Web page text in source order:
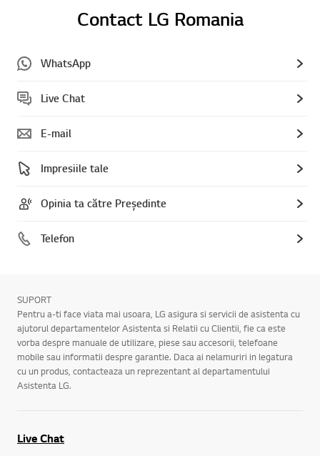
Contact LG Romania
WhatsApp
Live Chat
E-mail
Impresiile tale
Opinia ta către Președinte
Telefon
SUPORT
Pentru a-ti face viata mai usoara, LG asigura si servicii de asistenta cu
ajutorul departamentelor Asistenta si Relatii cu Clientii, fie ca este
vorba despre manuale de utilizare, piese sau accesorii, telefoane
mobile sau informatii despre garantie. Daca ai nelamuriri in legatura
cu un produs, contacteaza un reprezentant al departamentului
Asistenta LG.
Live Chat